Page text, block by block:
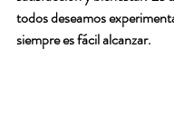
todos deseamos
siempre es fácil alcanzar.